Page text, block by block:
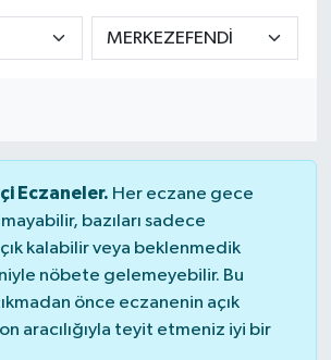
Eczaneler. Her eczane gece
bazıları sadece
kalabilir veya beklenmedik
nöbete gelemeyebilir. Bu
önce eczanenin açık
aracılığıyla teyit etmeniz iyi bir